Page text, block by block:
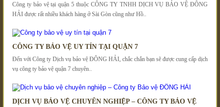
Công ty bảo vệ tại quận 5 thuộc CÔNG TY TNHH DỊCH VỤ BẢO VỆ ĐÔNG
HẢI được rất nhiều khách hàng ở Sài Gòn cũng như Hồ..
CÔNG TY BẢO VỆ UY TÍN TẠI QUẬN 7
Đến với Công ty Dịch vụ bảo vệ ĐÔNG HẢI, chắc chắn bạn sẽ được cung cấp dịch
vụ công ty bảo vệ quận 7 chuyên..
DỊCH VỤ BẢO VỆ CHUYÊN NGHIỆP – CÔNG TY BẢO VỆ